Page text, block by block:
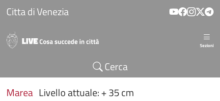
Salta al contenuto principale
Citta di Venezia
Sezioni
Cerca
Marea Livello attuale: + 35 cm